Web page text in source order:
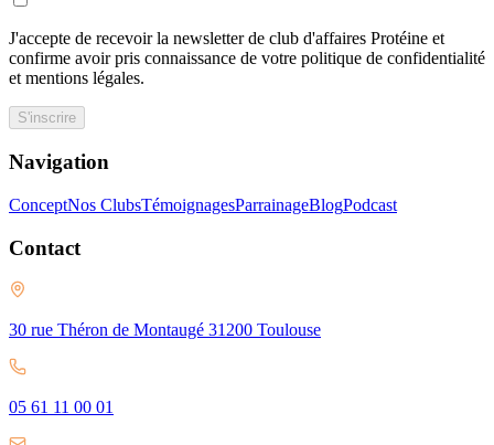
J'accepte de recevoir la newsletter de club d'affaires Protéine et
confirme avoir pris connaissance de votre politique de confidentialité
et mentions légales.
S'inscrire
Navigation
ConceptNos ClubsTémoignagesParrainageBlogPodcast
Contact
30 rue Théron de Montaugé 31200 Toulouse
05 61 11 00 01